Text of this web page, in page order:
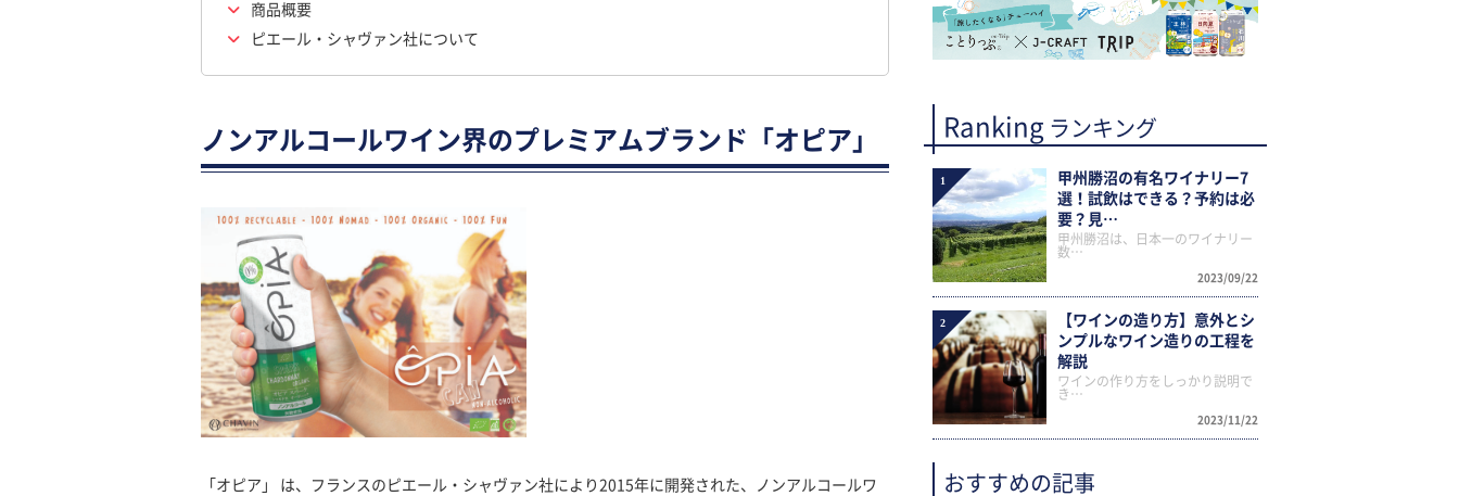
商品概要
ピエール・シャヴァン社について
ノンアルコールワイン界のプレミアムブランド「オピア」
「オピア」 は、フランスのピエール・シャヴァン社により2015年に開発された、ノンアルコールワ
Ranking ランキング
1
甲州勝沼の有名ワイナリー7
選！試飲はできる？予約は必
要？見…
2023/09/22
甲州勝沼は、日本一のワイナリー
数…
2
【ワインの造り方】意外とシ
ンプルなワイン造りの工程を
解説
2023/11/22
ワインの作り方をしっかり説明で
き…
おすすめの記事